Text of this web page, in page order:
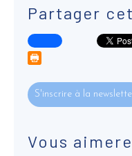
Partager
S'inscrire à la
Vous